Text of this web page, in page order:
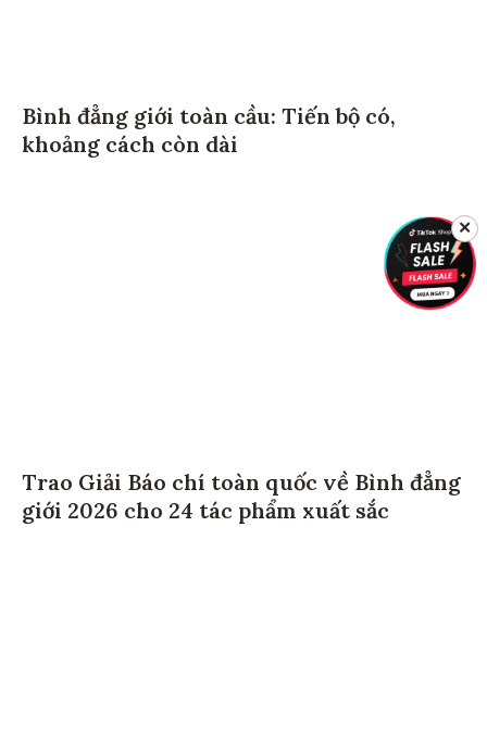
Bình đẳng giới toàn cầu: Tiến bộ có,
khoảng cách còn dài
Trao Giải Báo chí toàn quốc về Bình đẳng
giới 2026 cho 24 tác phẩm xuất sắc
✕